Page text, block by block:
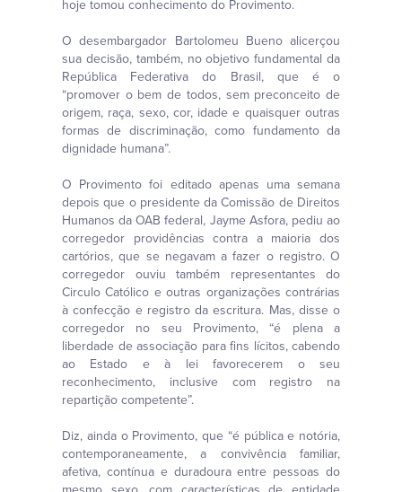
hoje tomou conhecimento do Provimento.
O desembargador Bartolomeu Bueno alicerçou
sua decisão, também, no objetivo fundamental da
República Federativa do Brasil, que é o
“promover o bem de todos, sem preconceito de
origem, raça, sexo, cor, idade e quaisquer outras
formas de discriminação, como fundamento da
dignidade humana”.
O Provimento foi editado apenas uma semana
depois que o presidente da Comissão de Direitos
Humanos da OAB federal, Jayme Asfora, pediu ao
corregedor providências contra a maioria dos
cartórios, que se negavam a fazer o registro. O
corregedor ouviu também representantes do
Circulo Católico e outras organizações contrárias
à confecção e registro da escritura. Mas, disse o
corregedor no seu Provimento, “é plena a
liberdade de associação para fins lícitos, cabendo
ao Estado e à lei favorecerem o seu
reconhecimento, inclusive com registro na
repartição competente”.
Diz, ainda o Provimento, que “é pública e notória,
contemporaneamente, a convivência familiar,
afetiva, contínua e duradoura entre pessoas do